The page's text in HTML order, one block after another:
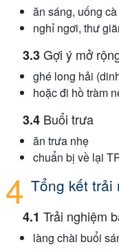
ăn sáng, uống
nghỉ ngơi, thư
Gợi ý mở
ghé long hải
hoặc đi hồ tràm
Buổi trưa
ăn trưa nhẹ
chuẩn bị về lại
Tổng kết trải
Trải nghiệm
làng chài buổi